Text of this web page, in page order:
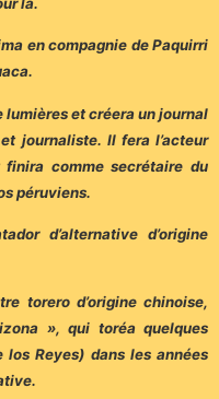
en compagnie de Paquirri
lumières et créera un journal
journaliste. Il fera l’acteur
comme secrétaire du
péruviens.
d’alternative d’origine
torero d’origine chinoise,
», qui toréa quelques
Reyes) dans les années